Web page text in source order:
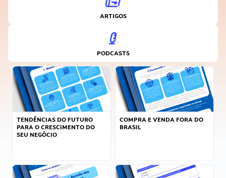
ARTIGOS
PODCASTS
TENDÊNCIAS DO FUTURO
PARA O CRESCIMENTO DO
SEU NEGÓCIO
COMPRA E VENDA FORA DO
BRASIL